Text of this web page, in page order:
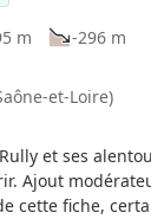
m
-296 m
et-Loire)
et ses
:
cette fiche,